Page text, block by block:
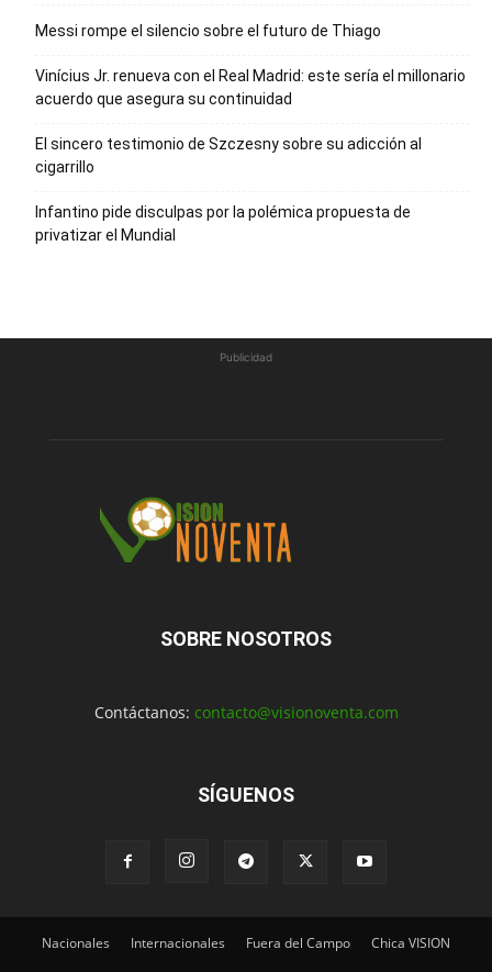
Messi rompe el silencio sobre el futuro de Thiago
Vinícius Jr. renueva con el Real Madrid: este sería el millonario
acuerdo que asegura su continuidad
El sincero testimonio de Szczesny sobre su adicción al
cigarrillo
Infantino pide disculpas por la polémica propuesta de
privatizar el Mundial
Publicidad
SOBRE NOSOTROS
Contáctanos: contacto@visionoventa.com
SÍGUENOS
Nacionales Internacionales Fuera del Campo Chica VISION